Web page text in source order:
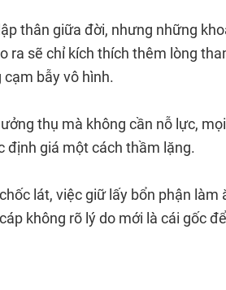
thân giữa đời, nhưng những
ra sẽ chỉ kích thích thêm lòng
bẫy vô hình.
thụ mà không cần nỗ lực,
định giá một cách thầm lặng.
lát, việc giữ lấy bổn phận làm
không rõ lý do mới là cái gốc